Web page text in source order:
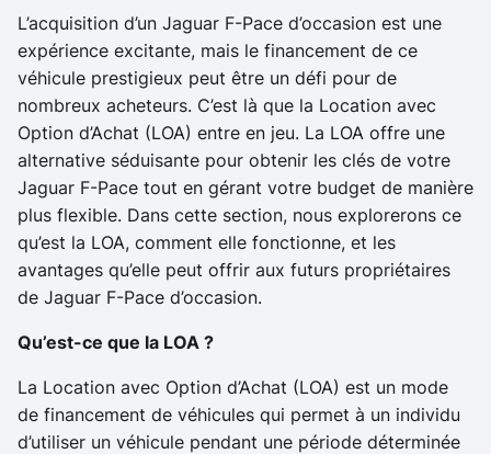
L’acquisition d’un Jaguar F-Pace d’occasion est une
expérience excitante, mais le financement de ce
véhicule prestigieux peut être un défi pour de
nombreux acheteurs. C’est là que la Location avec
Option d’Achat (LOA) entre en jeu. La LOA offre une
alternative séduisante pour obtenir les clés de votre
Jaguar F-Pace tout en gérant votre budget de manière
plus flexible. Dans cette section, nous explorerons ce
qu’est la LOA, comment elle fonctionne, et les
avantages qu’elle peut offrir aux futurs propriétaires
de Jaguar F-Pace d’occasion.
Qu’est-ce que la LOA ?
La Location avec Option d’Achat (LOA) est un mode
de financement de véhicules qui permet à un individu
d’utiliser un véhicule pendant une période déterminée